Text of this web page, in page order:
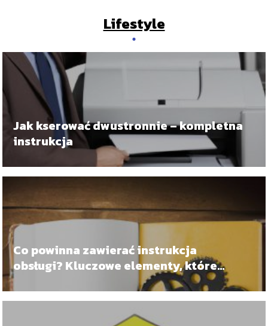
Lifestyle
Jak kserować dwustronnie – kompletna
instrukcja
Co powinna zawierać instrukcja
obsługi? Kluczowe elementy, które
pomogą użytkownikom!